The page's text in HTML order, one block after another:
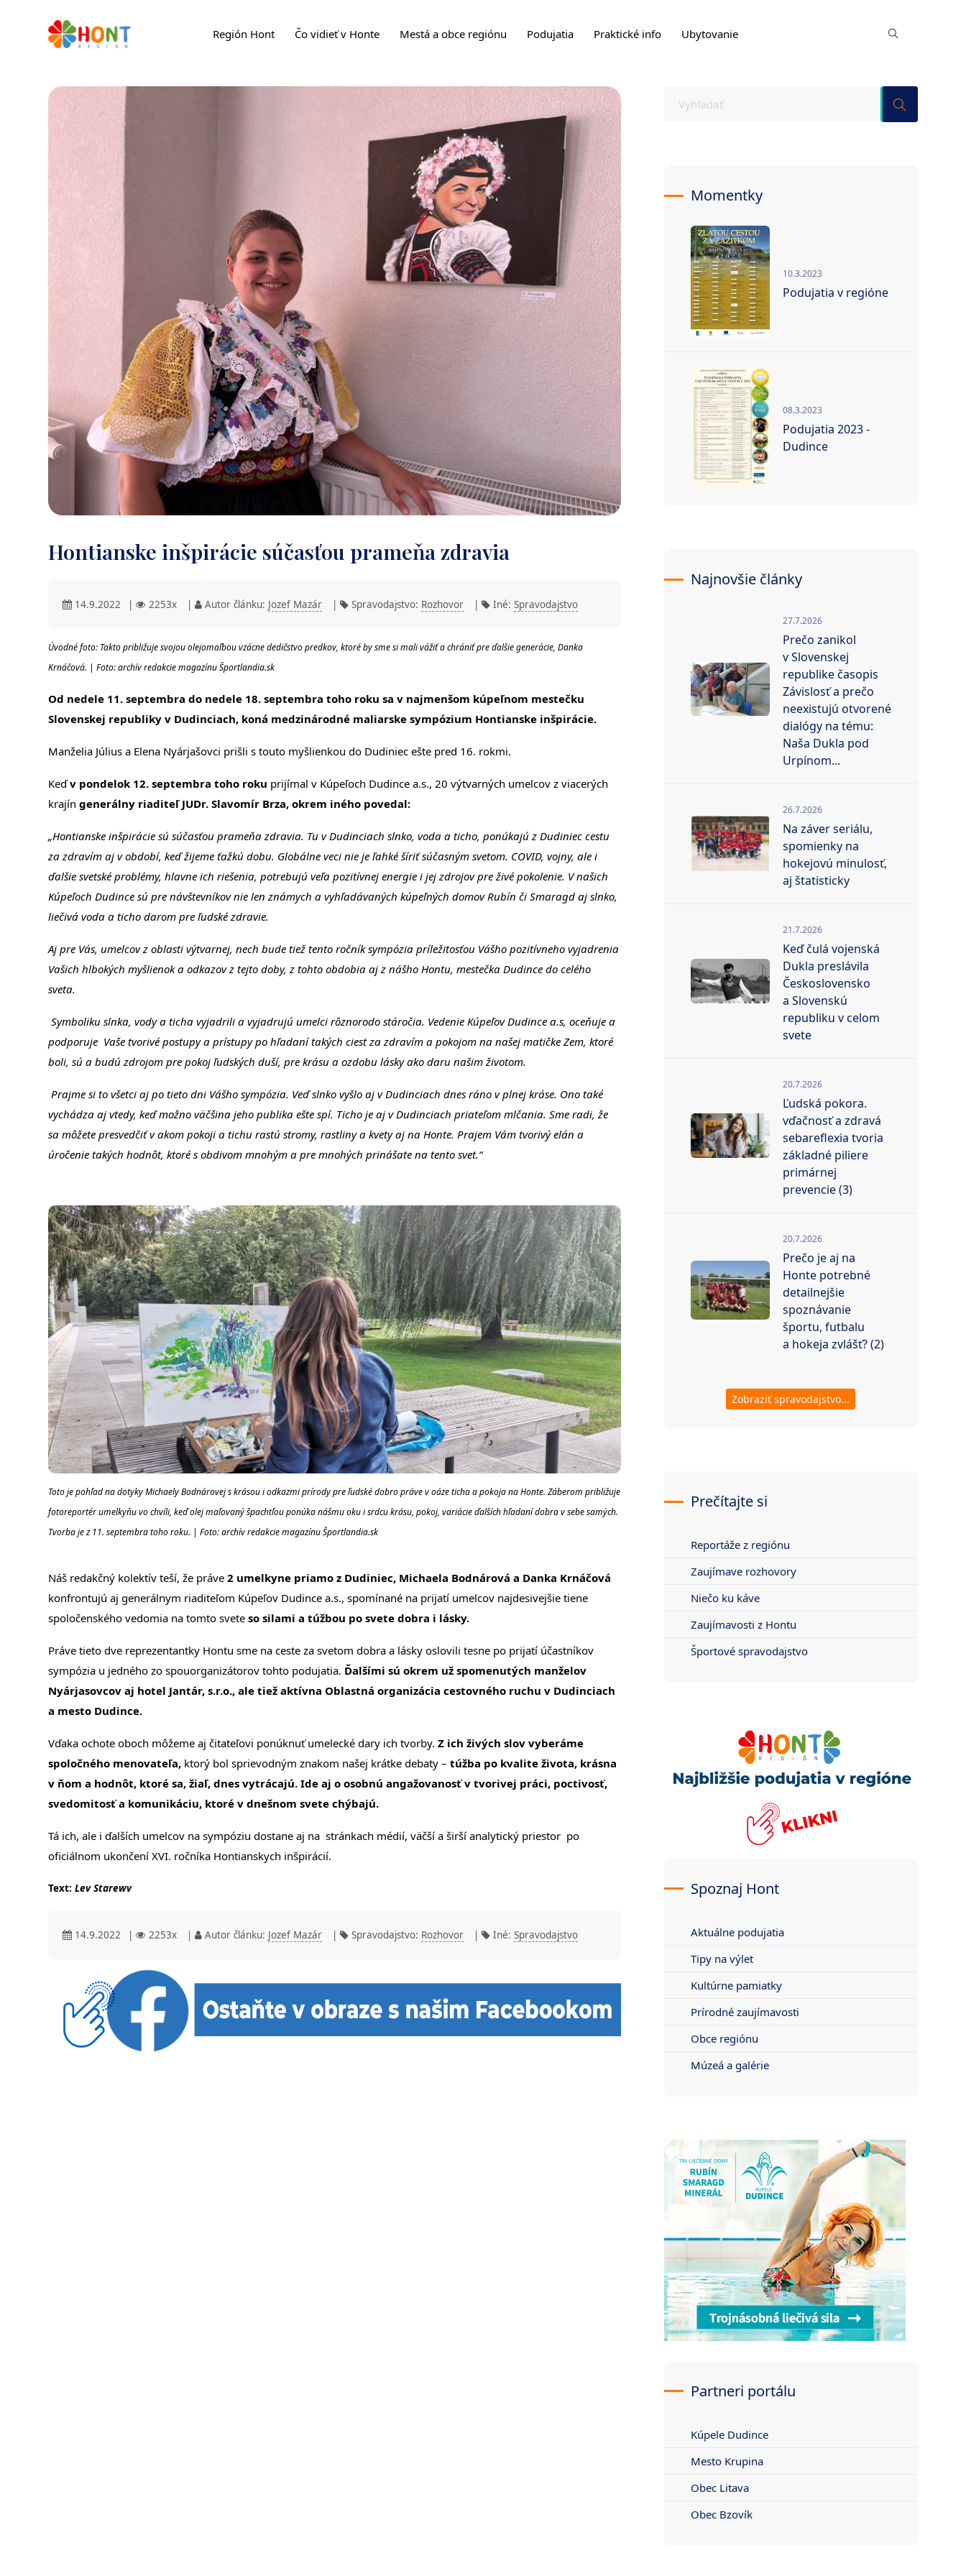
Región Hont Čo vidieť v Honte Mestá a obce regiónu Podujatia Praktické info Ubytovanie
Hontianske inšpirácie súčasťou prameňa zdravia
14.9.2022 2253x Autor článku: Jozef Mazár Spravodajstvo: Rozhovor Iné: Spravodajstvo
Úvodné foto: Takto približuje svojou olejomaľbou vzácne dedičstvo predkov, ktoré by sme si mali vážiť a chrániť pre ďalšie generácie, Danka
Krnáčová. | Foto: archív redakcie magazínu Športlandia.sk
Od nedele 11. septembra do nedele 18. septembra toho roku sa v najmenšom kúpeľnom mestečku
Slovenskej republiky v Dudinciach, koná medzinárodné maliarske sympózium Hontianske inšpirácie.
Manželia Július a Elena Nyárjašovci prišli s touto myšlienkou do Dudiniec ešte pred 16. rokmi.
Keďv pondelok 12. septembra toho roku prijímal v Kúpeľoch Dudince a.s., 20 výtvarných umelcov z viacerých
krajín generálny riaditeľ JUDr. Slavomír Brza, okrem iného povedal:
„Hontianske inšpirácie sú súčasťou prameňa zdravia. Tu v Dudinciach slnko, voda a ticho, ponúkajú z Dudiniec cestu
za zdravím aj v období, keď žijeme ťažkú dobu. Globálne veci nie je ľahké šíriť súčasným svetom. COVID, vojny, ale i
ďalšie svetské problémy, hlavne ich riešenia, potrebujú veľa pozitívnej energie i jej zdrojov pre živé pokolenie. V našich
Kúpeľoch Dudince sú pre návštevníkov nie len známych a vyhľadávaných kúpeľných domov Rubín či Smaragd aj slnko,
liečivá voda a ticho darom pre ľudské zdravie.
Aj pre Vás, umelcov z oblasti výtvarnej, nech bude tiež tento ročník sympózia príležitosťou Vášho pozitívneho vyjadrenia
Vašich hlbokých myšlienok a odkazov z tejto doby, z tohto obdobia aj z nášho Hontu, mestečka Dudince do celého
sveta.
Symboliku slnka, vody a ticha vyjadrili a vyjadrujú umelci rôznorodo stáročia. Vedenie Kúpeľov Dudince a.s, oceňuje a
podporuje Vaše tvorivé postupy a prístupy po hľadaní takých ciest za zdravím a pokojom na našej matičke Zem, ktoré
boli, sú a budú zdrojom pre pokoj ľudských duší, pre krásu a ozdobu lásky ako daru našim životom.
Prajme si to všetci aj po tieto dni Vášho sympózia. Veď slnko vyšlo aj v Dudinciach dnes ráno v plnej kráse. Ono také
vychádza aj vtedy, keď možno väčšina jeho publika ešte spí. Ticho je aj v Dudinciach priateľom mlčania. Sme radi, že
sa môžete presvedčiť v akom pokoji a tichu rastú stromy, rastliny a kvety aj na Honte. Prajem Vám tvorivý elán a
úročenie takých hodnôt, ktoré s obdivom mnohým a pre mnohých prinášate na tento svet.“
Toto je pohľad na dotyky Michaely Bodnárovej s krásou i odkazmi prírody pre ľudské dobro práve v oáze ticha a pokoja na Honte. Záberom približuje
fotoreportér umelkyňu vo chvíli, keď olej maľovaný špachtľou ponúka nášmu oku i srdcu krásu, pokoj, variácie ďalších hľadaní dobra v sebe samých.
Tvorba je z 11. septembra toho roku. | Foto: archív redakcie magazínu Športlandia.sk
Náš redakčný kolektív teší, že práve 2 umelkyne priamo z Dudiniec, Michaela Bodnárová a Danka Krnáčová
konfrontujú aj generálnym riaditeľom Kúpeľov Dudince a.s., spomínané na prijatí umelcov najdesivejšie tiene
spoločenského vedomia na tomto svete so silami a túžbou po svete dobra i lásky.
Práve tieto dve reprezentantky Hontu sme na ceste za svetom dobra a lásky oslovili tesne po prijatí účastníkov
sympózia u jedného zo spouorganizátorov tohto podujatia. Ďalšími sú okrem už spomenutých manželov
Nyárjasovcov aj hotel Jantár, s.r.o., ale tiež aktívna Oblastná organizácia cestovného ruchu v Dudinciach
a mesto Dudince.
Vďaka ochote oboch môžeme aj čitateľovi ponúknuť umelecké dary ich tvorby. Z ich živých slov vyberáme
spoločného menovateľa, ktorý bol sprievodným znakom našej krátke debaty – túžba po kvalite života, krásna
v ňom a hodnôt, ktoré sa, žiaľ, dnes vytrácajú. Ide aj o osobnú angažovanosť v tvorivej práci, poctivosť,
svedomitosť a komunikáciu, ktoré v dnešnom svete chýbajú.
Tá ich, ale i ďalších umelcov na sympóziu dostane aj na stránkach médií, väčší a širší analytický priestor po
oficiálnom ukončení XVI. ročníka Hontianskych inšpirácií.
Text: Lev Starewv
14.9.2022 2253x Autor článku: Jozef Mazár Spravodajstvo: Rozhovor Iné: Spravodajstvo
Momentky
10.3.2023
Podujatia v regióne
08.3.2023
Podujatia 2023 -
Dudince
Najnovšie články
27.7.2026
Prečo zanikol
v Slovenskej
republike časopis
Závislosť a prečo
neexistujú otvorené
dialógy na tému:
Naša Dukla pod
Urpínom...
26.7.2026
Na záver seriálu,
spomienky na
hokejovú minulosť,
aj štatisticky
21.7.2026
Keď čulá vojenská
Dukla preslávila
Československo
a Slovenskú
republiku v celom
svete
20.7.2026
Ľudská pokora.
vďačnosť a zdravá
sebareflexia tvoria
základné piliere
primárnej
prevencie (3)
20.7.2026
Prečo je aj na
Honte potrebné
detailnejšie
spoznávanie
športu, futbalu
a hokeja zvlášť? (2)
Zobraziť spravodajstvo...
Prečítajte si
Reportáže z regiónu
Zaujímave rozhovory
Niečo ku káve
Zaujímavosti z Hontu
Športové spravodajstvo
Spoznaj Hont
Aktuálne podujatia
Tipy na výlet
Kultúrne pamiatky
Prírodné zaujímavosti
Obce regiónu
Múzeá a galérie
Partneri portálu
Kúpele Dudince
Mesto Krupina
Obec Litava
Obec Bzovík